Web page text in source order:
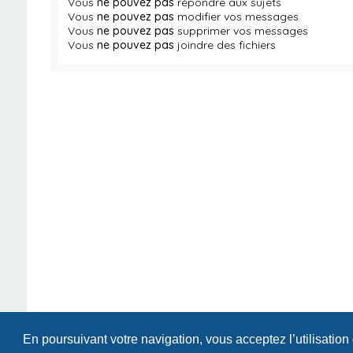
En poursuivant votre navigation, vous acceptez l’utilisation
Vous ne pouvez pas modifier vos messages
Vous ne pouvez pas supprimer vos messages
Vous ne pouvez pas joindre des fichiers
Index du forum